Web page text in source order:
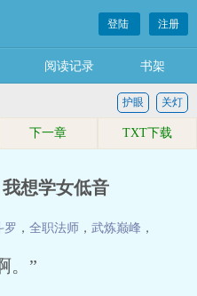
登陆 注册
阅读记录 书架
关灯
护眼
下一章 TXT下载
想学女低音
罗 ， 全职法师 ， 武炼巅峰 ，
。”